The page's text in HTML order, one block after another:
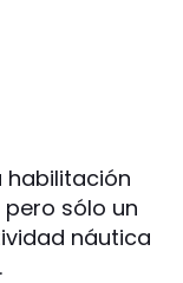
habilitación
sólo un
náutica